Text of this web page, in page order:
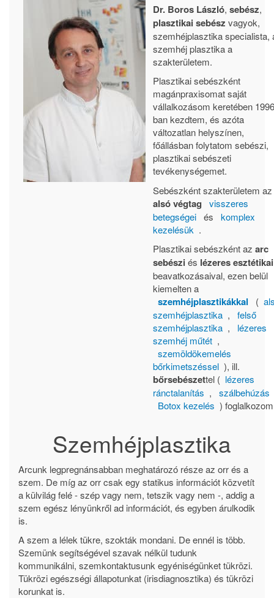
Dr. Boros László, sebész,
plasztikai sebész vagyok,
szemhéjplasztika specialista,
szemhéj plasztika a
szakterületem.
Plasztikai sebészként
magánpraxisomat saját
vállalkozásom keretében
ban kezdtem, és azóta
változatlan helyszínen,
főállásban folytatom sebészi,
plasztikai sebészeti
tevékenységemet.
Sebészként szakterületem az
alsó végtag
visszeres
betegségei és
komplex
kezelésük .
Plasztikai sebészként az arc
sebészi és lézeres esztétikai
beavatkozásaival, ezen belül
kiemelten a
szemhéjplasztikákkal (
szemhéjplasztika ,
felső
szemhéjplasztika ,
lézeres
szemhéj műtét ,
szemöldökemelés
bőrkimetszéssel ), ill.
bőrsebészettel ( lézeres
ránctalanítás ,
szálbehúzás
Botox kezelés )
Szemhéjplasztika
Arcunk legpregnánsabban meghatározó része az orr és a
szem. De míg az orr csak egy statikus információt közvetít
a külvilág felé - szép vagy nem, tetszik vagy nem -, addig a
szem egész lényünkről ad információt, és egyben árulkodik
is.
A szem a lélek tükre, szokták mondani. De ennél is több.
Szemünk segítségével szavak nélkül tudunk
kommunikálni, szemkontaktusunk egyéniségünket tükrözi.
Tükrözi egészségi állapotunkat (irisdiagnosztika) és tükrözi
korunkat is.